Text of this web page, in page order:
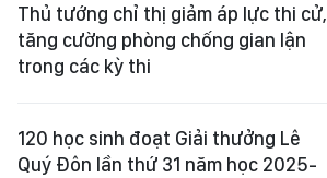
Thủ tướng chỉ thị giảm áp lực thi cử,
tăng cường phòng chống gian lận
trong các kỳ thi
120 học sinh đoạt Giải thưởng Lê
Quý Đôn lần thứ 31 năm học 2025-